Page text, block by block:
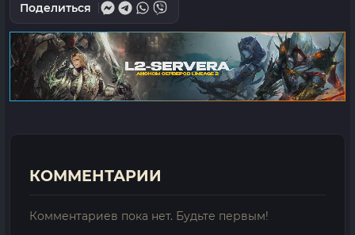
Поделиться
КОММЕНТАРИИ
Комментариев пока нет. Будьте первым!